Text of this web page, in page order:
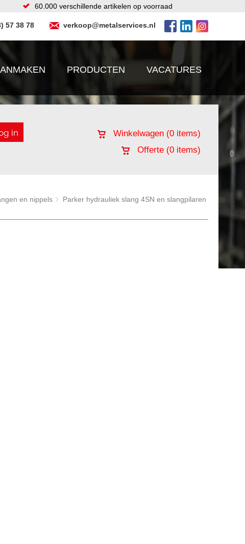
60.000 verschillende artikelen op voorraad
57 38 78 verkoop@metalservices.nl
PRODUCTEN VACATURES
Winkelwagen (0 items)
Offerte (0 items)
en nippels
Parker hydrauliek slang 4SN en slangpilaren